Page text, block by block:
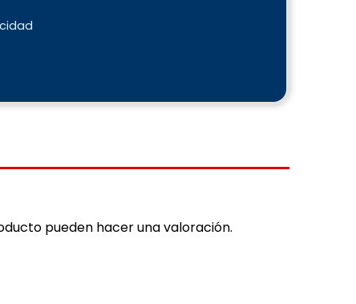
pueden hacer una valoración.